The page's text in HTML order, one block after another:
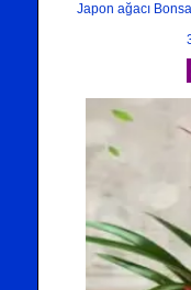
Japon ağacı